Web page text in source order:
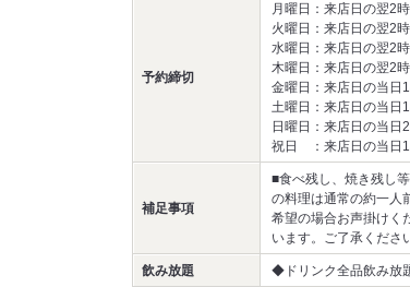
予約締切
月曜日：来店日の翌2
火曜日：来店日の翌2
水曜日：来店日の翌2
木曜日：来店日の翌2
金曜日：来店日の当日
土曜日：来店日の当日
日曜日：来店日の当日
祝日 ：来店日の当日
補足事項
■食べ残し、焼き残し
の料理は通常の約一人
希望の場合お声掛けく
います。ご了承くださ
飲み放題 ◆ドリンク全品飲み放